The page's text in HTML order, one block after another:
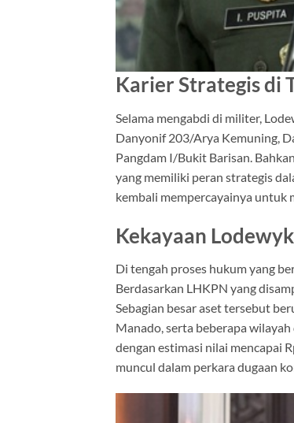
Karier Strategis di
Selama mengabdi di militer,
Danyonif 203/Arya Kemuning,
Pangdam I/Bukit Barisan.
yang memiliki peran strategis
kembali mempercayainya untuk
Kekayaan
Di tengah proses hukum yang
Berdasarkan LHKPN yang
Sebagian besar aset tersebut
Manado, serta beberapa
dengan estimasi nilai mencapai
muncul dalam perkara dugaan